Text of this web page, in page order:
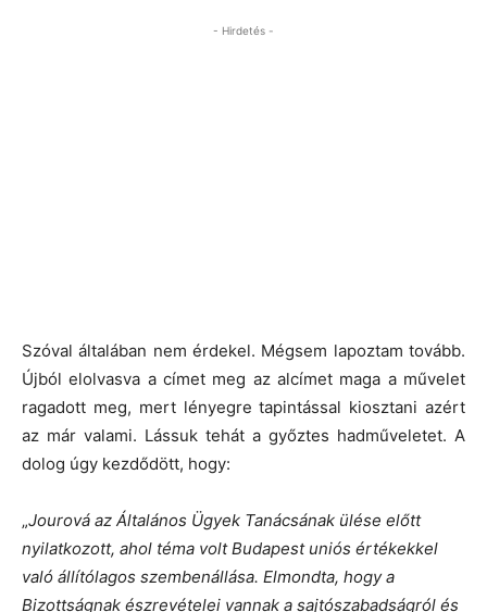
- Hirdetés -
Szóval általában nem érdekel. Mégsem lapoztam tovább.
Újból elolvasva a címet meg az alcímet maga a művelet
ragadott meg, mert lényegre tapintással kiosztani azért
az már valami. Lássuk tehát a győztes hadműveletet. A
dolog úgy kezdődött, hogy:
„Jourová az Általános Ügyek Tanácsának ülése előtt
nyilatkozott, ahol téma volt Budapest uniós értékekkel
való állítólagos szembenállása. Elmondta, hogy a
Bizottságnak észrevételei vannak a sajtószabadságról és